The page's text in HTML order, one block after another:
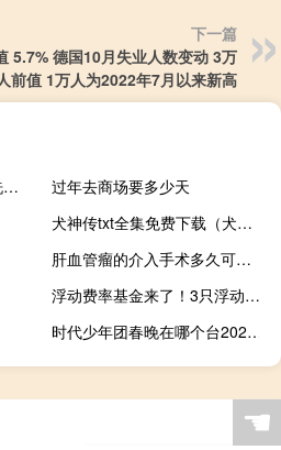
下一篇
5.7% 德国10月失业人数变动 3万
前值 1万人为2022年7月以来新高
全自动洗衣机什么牌子好洗的干净（全自动洗衣机什么牌子好）
过年去商场要多少天
犬神传txt全集免费下载（犬神传txt全集下载）
肝血管瘤的介入手术多久可以出院（肝血管瘤的介入治疗）
浮动费率基金来了！3只浮动费率基金定档发售各家明星挂帅17只获批待发 到底什么情况嘞
时代少年团春晚在哪个台2022小年夜
☚